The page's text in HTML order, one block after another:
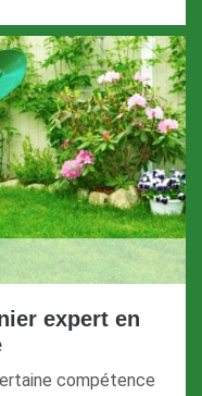
expert en
compétence